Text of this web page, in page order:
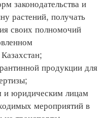
законодательства и
растений, получать
своих полномочий
продукции для
юридическим лицам
мероприятий в